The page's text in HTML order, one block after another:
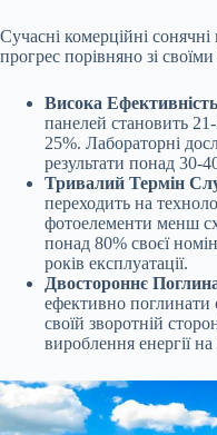
Сучасні комерційні
прогрес порівняно зі
Висока
панелей становить
25%. Лабораторні
результати понад 30-
Тривалий Термін
переходить на
фотоелементи менш
понад 80% своєї
років експлуатації.
Двостороннє
ефективно поглинати
своїй зворотній
вироблення енергії